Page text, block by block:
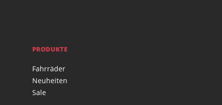
PRODUKTE
Fahrräder
Neuheiten
Sale